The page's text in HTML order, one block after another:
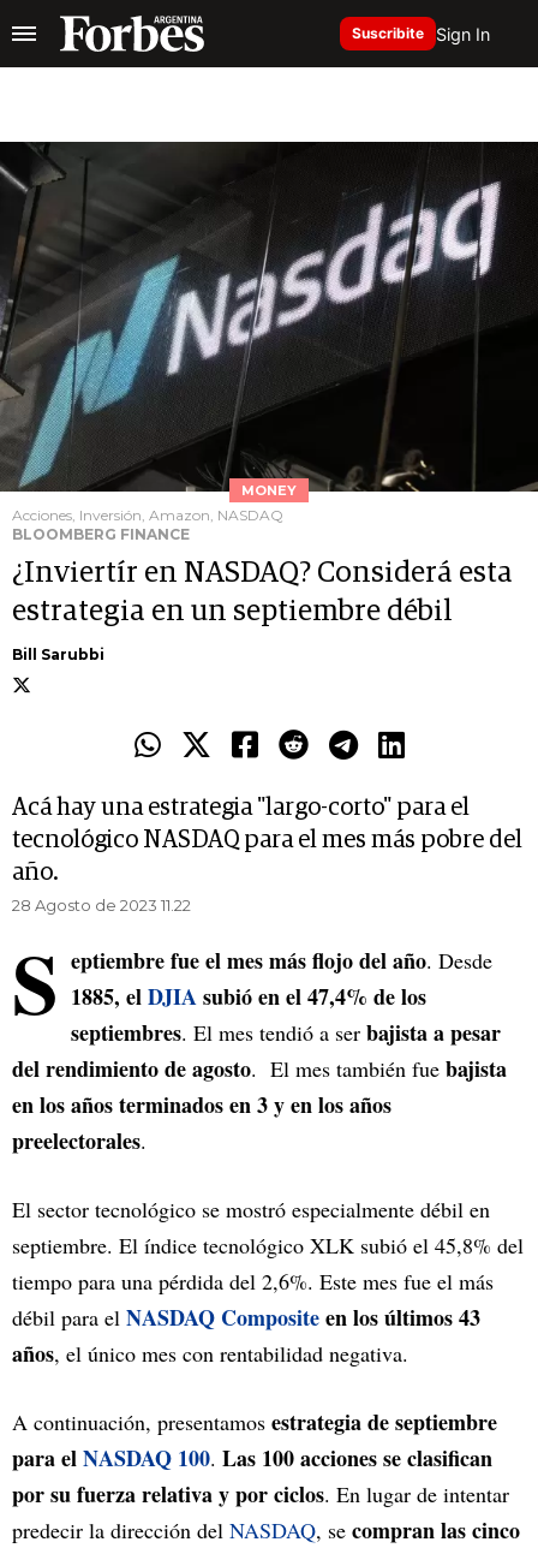
Suscribite Sign In
MONEY
Acciones, Inversión, Amazon, NASDAQ
BLOOMBERG FINANCE
¿Inviertír en NASDAQ? Considerá esta
estrategia en un septiembre débil
Bill Sarubbi
Acá hay una estrategia "largo-corto" para el
tecnológico NASDAQ para el mes más pobre del
año.
28 Agosto de 2023 11.22
S eptiembre fue el mes más flojo del año. Desde
1885, elDJIAsubió en el 47,4% de los
septiembres. El mes tendió a ser bajista a pesar
del rendimiento de agosto. El mes también fue bajista
en los años terminados en 3 y en los años
preelectorales.
El sector tecnológico se mostró especialmente débil en
septiembre. El índice tecnológico XLK subió el 45,8% del
tiempo para una pérdida del 2,6%. Este mes fue el más
débil para el NASDAQ Compositeen los últimos 43
años, el único mes con rentabilidad negativa.
A continuación, presentamos estrategia de septiembre
para elNASDAQ 100. Las 100 acciones se clasifican
por su fuerza relativa y por ciclos. En lugar de intentar
predecir la dirección del NASDAQ, se compran las cinco